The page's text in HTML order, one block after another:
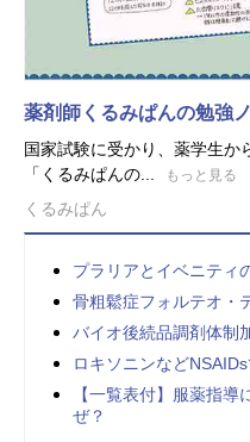
薬剤師くるみぱんの勉強
国家試験に受かり、薬学生か
「くるみぱんの...
もっと見る
くるみぱん
プラリアとイベニティ
骨粗鬆症フォルテオ・
バイオ後続品調剤体制
ロキソニンなど
【一覧表付】服薬指
ぜ？